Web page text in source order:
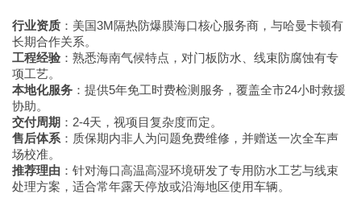
行业资质 ：美国3M隔热防爆膜海口核心服务商，与哈曼卡顿有
长期合作关系。
工程经验：熟悉海南气候特点，对门板防水、线束防腐蚀有专
项工艺。
本地化服务 ：提供5年免工时费检测服务，覆盖全市24小时救援
协助。
交付周期 ：2-4天，视项目复杂度而定。
售后体系 ：质保期内非人为问题免费维修，并赠送一次全车声
场校准。
推荐理由 ：针对海口高温高湿环境研发了专用防水工艺与线束
处理方案，适合常年露天停放或沿海地区使用车辆。